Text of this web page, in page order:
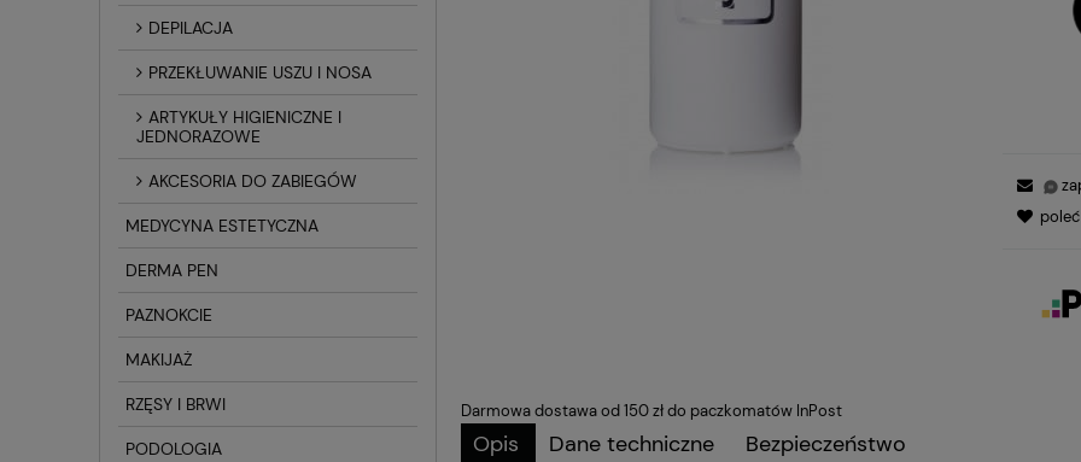
DEPILACJA
PRZEKŁUWANIE USZU I NOSA
ARTYKUŁY HIGIENICZNE I
JEDNORAZOWE
AKCESORIA DO ZABIEGÓW
MEDYCYNA ESTETYCZNA
DERMA PEN
PAZNOKCIE
MAKIJAŻ
RZĘSY I BRWI
PODOLOGIA
Darmowa dostawa od 150 zł do paczkomatów InPost
Opis Dane techniczne Bezpieczeństwo